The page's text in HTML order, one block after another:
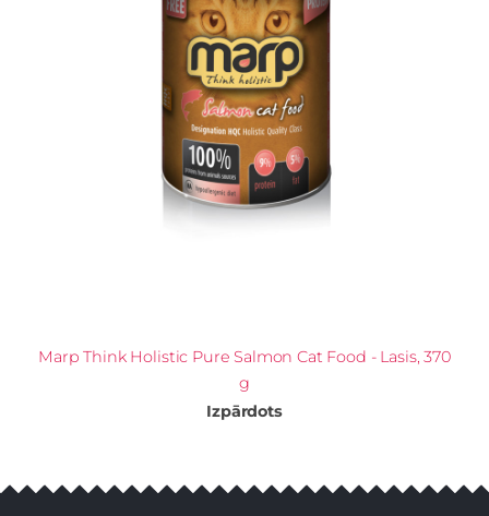
Marp Think Holistic Pure Salmon Cat Food - Lasis, 370
g
Izpārdots